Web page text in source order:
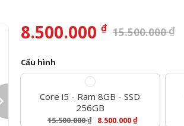
8.500.000₫ 15.500.000₫
Cấu hình
Core i5 - Ram 8GB - SSD
256GB
15.500.000₫ 8.500.000₫